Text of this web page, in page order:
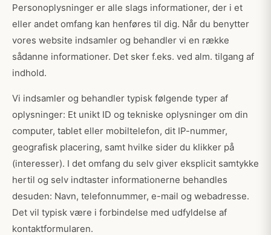
Personoplysninger er alle slags informationer, der i et
eller andet omfang kan henføres til dig. Når du benytter
vores website indsamler og behandler vi en række
sådanne informationer. Det sker f.eks. ved alm. tilgang af
indhold.
Vi indsamler og behandler typisk følgende typer af
oplysninger: Et unikt ID og tekniske oplysninger om din
computer, tablet eller mobiltelefon, dit IP-nummer,
geografisk placering, samt hvilke sider du klikker på
(interesser). I det omfang du selv giver eksplicit samtykke
hertil og selv indtaster informationerne behandles
desuden: Navn, telefonnummer, e-mail og webadresse.
Det vil typisk være i forbindelse med udfyldelse af
kontaktformularen.